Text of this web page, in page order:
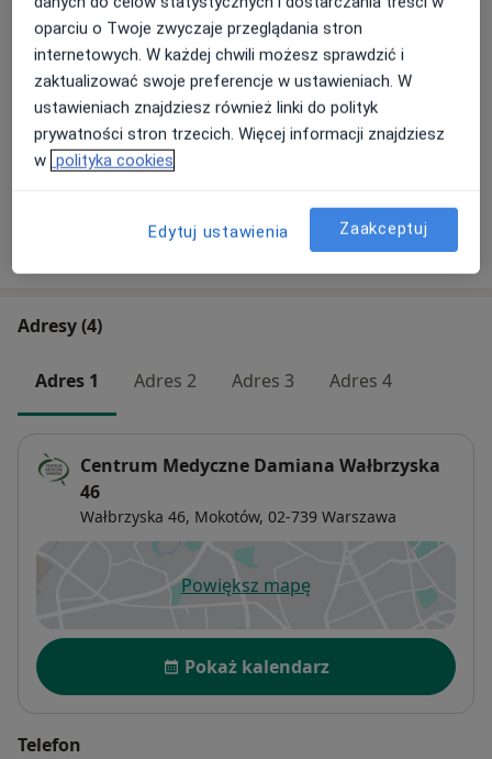
Od 350 zł Szczegóły Umów wizytę
Konsultacja ginekologiczna FFS
Od 330 zł Szczegóły Umów wizytę
+ 17 usług
W jaki sposób ustalane są ceny?
Adresy (4)
Adres 1 Adres 2 Adres 3 Adres 4
Centrum Medyczne Damiana Wałbrzyska
46
Wałbrzyska 46, Mokotów, 02-739 Warszawa
Powiększ mapęotwiera się w nowej karcie
Dostępność
Pokaż kalendarz
Telefon
oparciu o Twoje zwyczaje przeglądania stron
internetowych. W każdej chwili możesz sprawdzić i
zaktualizować swoje preferencje w ustawieniach. W
ustawieniach znajdziesz również linki do polityk
prywatności stron trzecich. Więcej informacji znajdziesz
w polityka cookies
Edytuj ustawienia Zaakceptuj